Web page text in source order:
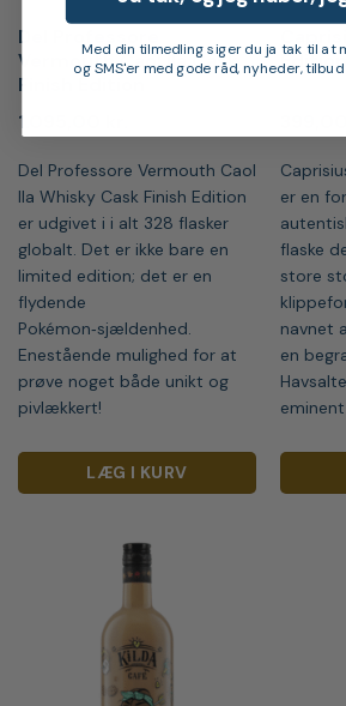
Del Professore
Vermouth Caol Ila Cask
Finish Edition
1.095,00
Del Professore Vermouth Caol
Ila Whisky Cask Finish Edition
er udgivet i i alt 328 flasker
globalt. Det er ikke bare en
limited edition; det er en
flydende
Pokémon‑sjældenhed.
Enestående mulighed for at
prøve noget både unikt og
pivlækkert!
LÆG I KURV
er en
flaske
store
navnet
en
Med din tilmedling siger du ja tak til at
og SMS'er med gode råd, nyheder,